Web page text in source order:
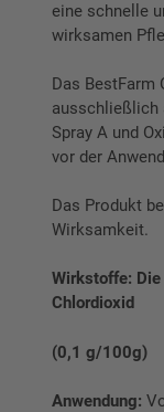
eine schnelle
wirksamen
Das BestFarm
ausschließlich
Spray A und
vor der
Das Produkt
Wirksamkeit.
Wirkstoffe:
Chlordioxid
(0,1 g/100g)
Anwendung: